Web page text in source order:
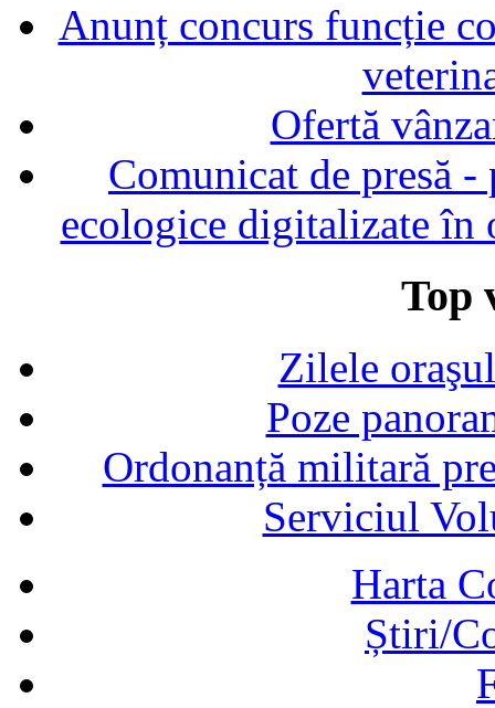
Anunț concurs funcție
Ofertă
Comunicat de presă
ecologice digitalizate în
Top
Zilele
Poze
Ordonanță militară
Serviciul
Harta
Știri/